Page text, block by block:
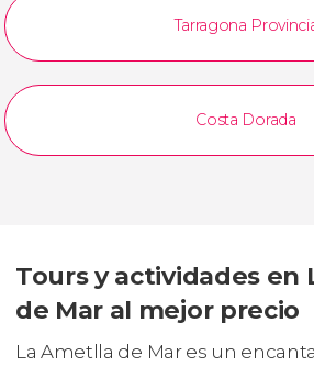
Tarragona
Costa Dorada
Tours y actividades en
de Mar al mejor precio
La Ametlla de Mar es un